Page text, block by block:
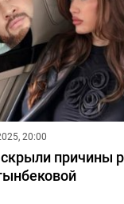
20:00
причины